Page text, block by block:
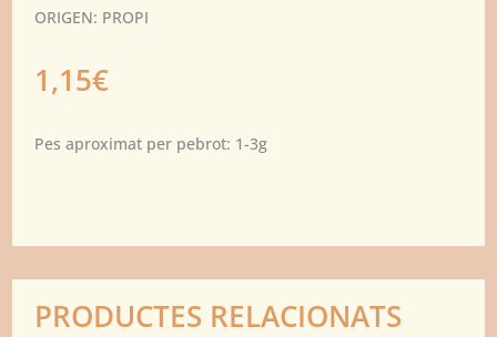
ORIGEN: PROPI
1,15€
Pes aproximat per pebrot: 1-3g
PRODUCTES RELACIONATS